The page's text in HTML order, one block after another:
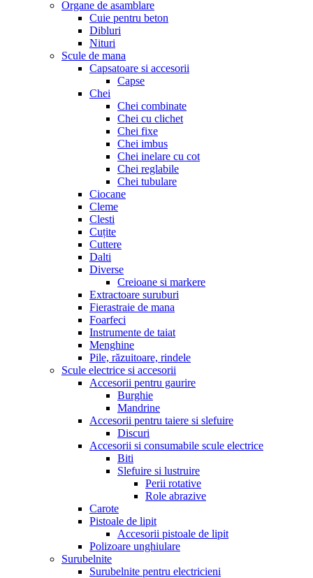
Organe de asamblare
Cuie pentru beton
Dibluri
Nituri
Scule de mana
Capsatoare si accesorii
Capse
Chei
Chei combinate
Chei cu clichet
Chei fixe
Chei imbus
Chei inelare cu cot
Chei reglabile
Chei tubulare
Ciocane
Cleme
Clesti
Cuțite
Cuttere
Dalti
Diverse
Creioane si markere
Extractoare suruburi
Fierastraie de mana
Foarfeci
Instrumente de taiat
Menghine
Pile, răzuitoare, rindele
Scule electrice si accesorii
Accesorii pentru gaurire
Burghie
Mandrine
Accesorii pentru taiere si slefuire
Discuri
Accesorii si consumabile scule electrice
Biti
Slefuire si lustruire
Perii rotative
Role abrazive
Carote
Pistoale de lipit
Accesorii pistoale de lipit
Polizoare unghiulare
Surubelnite
Surubelnite pentru electricieni